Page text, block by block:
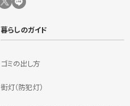
暮らしのガイド
ゴミの出し方
街灯（防犯灯）